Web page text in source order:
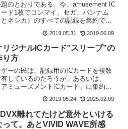
のとおりである。今、amusement IC
ード1枚でコンマイ、セガ、バンナム
とネシカ）のすべての記録を集約でき
限定デザインのカードを発行してい
。正に群雄割拠。ところで、これって
部"交通系I...
2019.05.31 2019.06.09
リジナルICカード”スリーブ”の
り方
ーの民は、記録用のICカードを複数
有しているのだろうか。あるいは、
アミューズメントICカード」に集約し
、セガ、バンナムは全部1つのICカード
統一している。
2019.05.24 2025.02.09
離れてたけど意外といける
って。あとVIVID WAVE所感